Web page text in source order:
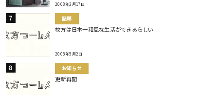
2008年2月17日
話題
枚方は日本一和風な生活ができるらしい
2008年5月2日
お知らせ
更新再開